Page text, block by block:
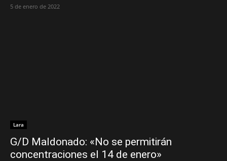
5 de enero de 2022
Lara
G/D Maldonado: «No se permitirán
concentraciones el 14 de enero»